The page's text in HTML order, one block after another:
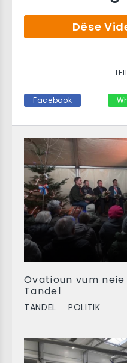
Ovatioun vum
Tandel
TANDEL POLITIK
Dëse
Facebook